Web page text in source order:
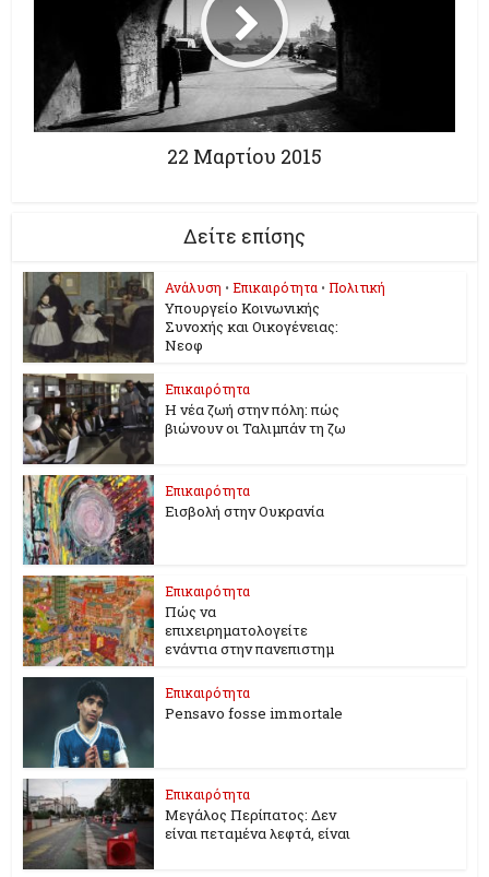
22 Μαρτίου 2015
Δείτε επίσης
Ανάλυση • Επικαιρότητα • Πολιτική
Υπουργείο Κοινωνικής
Συνοχής και Οικογένειας:
Νεοφ
Επικαιρότητα
Η νέα ζωή στην πόλη: πώς
βιώνουν οι Ταλιμπάν τη ζω
Επικαιρότητα
Εισβολή στην Ουκρανία
Επικαιρότητα
Πώς να
επιχειρηματολογείτε
ενάντια στην πανεπιστημ
Επικαιρότητα
Pensavo fosse immortale
Επικαιρότητα
Μεγάλος Περίπατος: Δεν
είναι πεταμένα λεφτά, είναι